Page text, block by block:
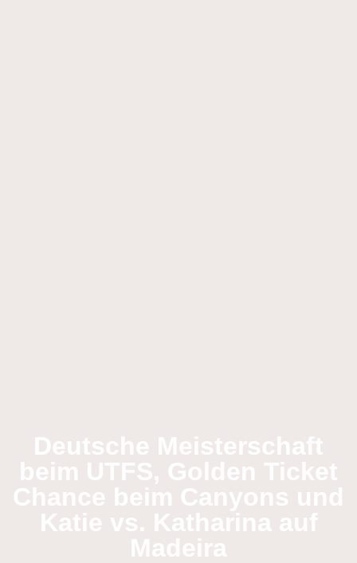
Deutsche Meisterschaft
beim UTFS, Golden Ticket
Chance beim Canyons und
Katie vs. Katharina auf
Madeira